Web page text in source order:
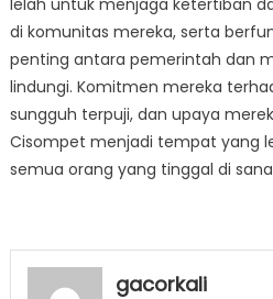
lelah untuk menjaga ketertiban
di komunitas mereka, serta
penting antara pemerintah dan
lindungi. Komitmen mereka
sungguh terpuji, dan upaya
Cisompet menjadi tempat yang
semua orang yang tinggal di
gacorkali